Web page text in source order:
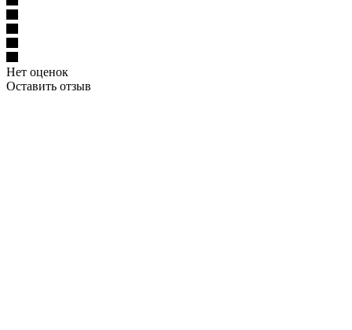
Нет оценок
Оставить отзыв